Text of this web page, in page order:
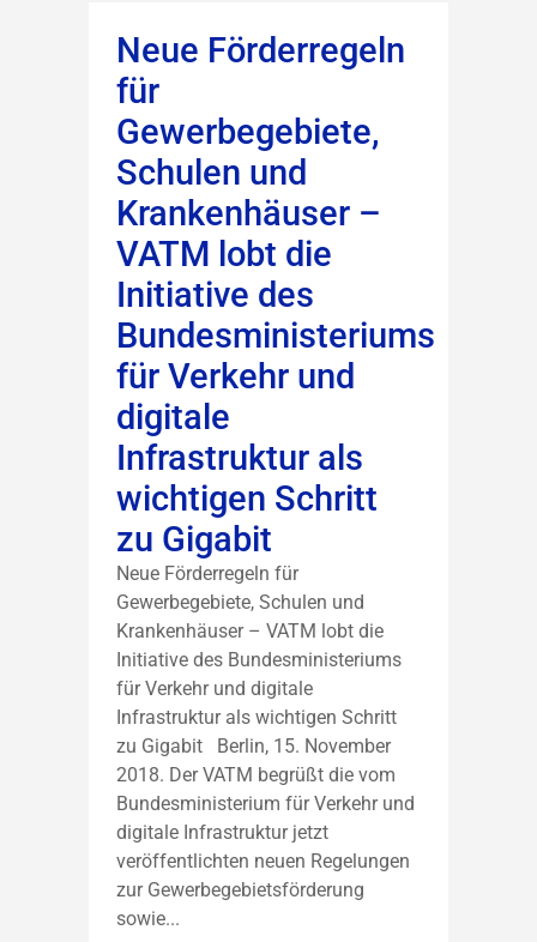
Neue Förderregeln
für
Gewerbegebiete,
Schulen und
Krankenhäuser –
VATM lobt die
Initiative des
Bundesministeriums
für Verkehr und
digitale
Infrastruktur als
wichtigen Schritt
zu Gigabit
Neue Förderregeln für
Gewerbegebiete, Schulen und
Krankenhäuser – VATM lobt die
Initiative des Bundesministeriums
für Verkehr und digitale
Infrastruktur als wichtigen Schritt
zu Gigabit Berlin, 15. November
2018. Der VATM begrüßt die vom
Bundesministerium für Verkehr und
digitale Infrastruktur jetzt
veröffentlichten neuen Regelungen
zur Gewerbegebietsförderung
sowie...